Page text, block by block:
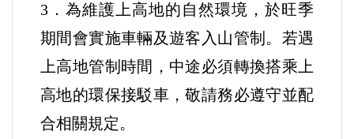
3．為維護上高地的自然環境，於旺季
期間會實施車輛及遊客入山管制。若遇
上高地管制時間，中途必須轉換搭乘上
高地的環保接駁車，敬請務必遵守並配
合相關規定。